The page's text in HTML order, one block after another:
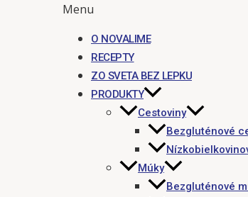
Menu
O NOVALIME
RECEPTY
ZO SVETA BEZ LEPKU
PRODUKTY
Cestoviny
Bezgluténové
Múky
Bezgluténové